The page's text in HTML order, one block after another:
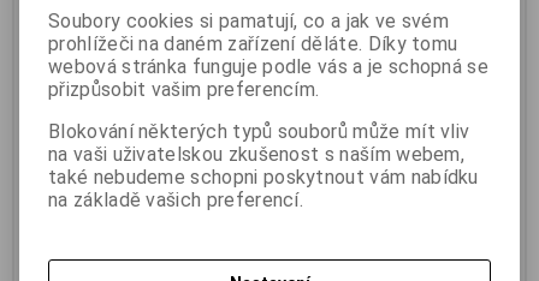
velikostech.
Vložky AETREX Fashion Cobra
100
Výrobce:Aetrex
Katalogové číslo: B-L100W05
Počet na skladě:2 pár
Vložky AETREX Sport 405
pánské
Výrobce:Aetrex
Katalogové číslo:
Počet na skladě:0 pár
Soubory cookies si pamatují, co a jak ve svém
prohlížeči na daném zařízení děláte. Díky tomu
webová stránka funguje podle vás a je schopná se
přizpůsobit vašim preferencím.
Blokování některých typů souborů může mít vliv
na vaši uživatelskou zkušenost s naším webem,
také nebudeme schopni poskytnout vám nabídku
na základě vašich preferencí.